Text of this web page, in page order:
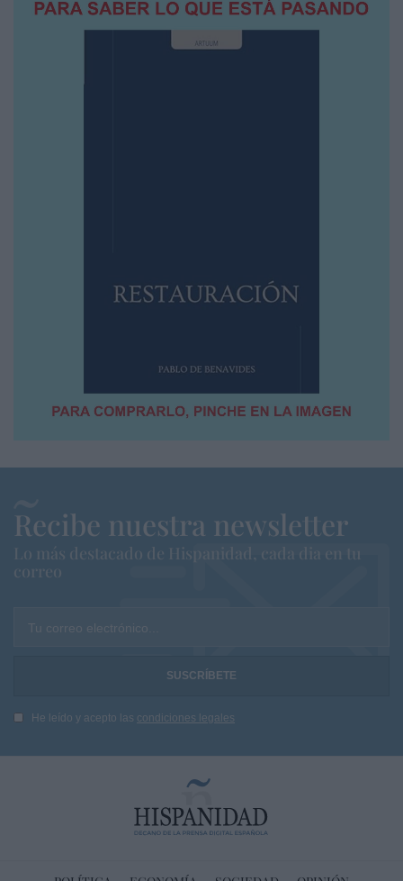
Recibe nuestra newsletter
Lo más destacado de Hispanidad, cada dia en tu
correo
Tu correo electrónico...
He leído y acepto las condiciones legales